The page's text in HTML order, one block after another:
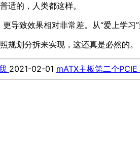
适的，人类都这样。
导致效果相对非常差。从“爱上学习
规划分拆来实现，这还真是必然的。
2021-02-01 mATX主板第二个